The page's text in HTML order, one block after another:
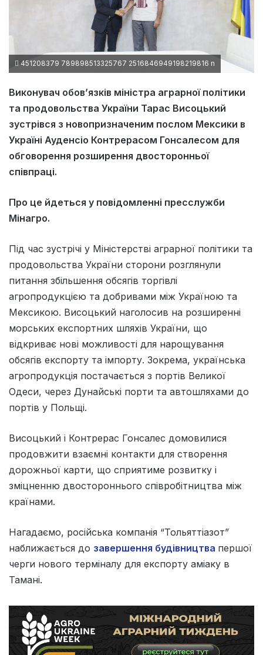
451208379 789898513325767 2516846949198219816 n
Виконувач обов’язків міністра аграрної політики
та продовольства України Тарас Висоцький
зустрівся з новопризначеним послом Мексики в
Україні Ауденсіо Контрерасом Гонсалесом для
обговорення розширення двосторонньої
співпраці.
Про це йдеться у повідомленні пресслужби
Мінагро.
Під час зустрічі у Міністерстві аграрної політики та
продовольства України сторони розглянули
питання збільшення обсягів торгівлі
агропродукцією та добривами між Україною та
Мексикою. Висоцький наголосив на розширенні
морських експортних шляхів України, що
відкриває нові можливості для нарощування
обсягів експорту та імпорту. Зокрема, українська
агропродукція постачається з портів Великої
Одеси, через Дунайські порти та автошляхами до
портів у Польщі.
Висоцький і Контрерас Гонсалес домовилися
продовжити взаємні контакти для створення
дорожньої карти, що сприятиме розвитку і
зміцненню двостороннього співробітництва між
країнами.
Нагадаємо, російська компанія “Тольяттіазот”
наближається до завершення будівництва першої
черги нового терміналу для експорту аміаку в
Тамані.